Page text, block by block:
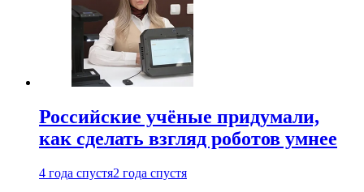
Российские учёные придумали,
как сделать взгляд роботов умнее
4 года спустя2 года спустя